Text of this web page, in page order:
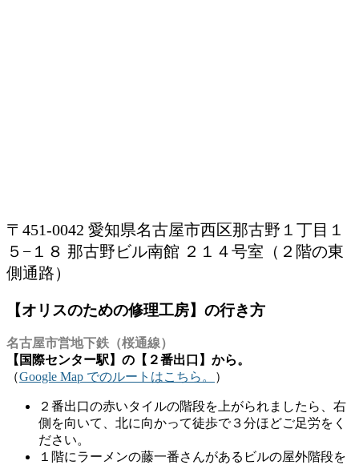
〒451-0042 愛知県名古屋市西区那古野１丁目１
５−１８ 那古野ビル南館 ２１４号室（２階の東
側通路）
【オリスのための修理工房】の行き方
名古屋市営地下鉄（桜通線）
【国際センター駅】の【２番出口】から。
（Google Map でのルートはこちら。 ）
２番出口の赤いタイルの階段を上がられましたら、右
側を向いて、北に向かって徒歩で３分ほどご足労をく
ださい。
１階にラーメンの藤一番さんがあるビルの屋外階段を